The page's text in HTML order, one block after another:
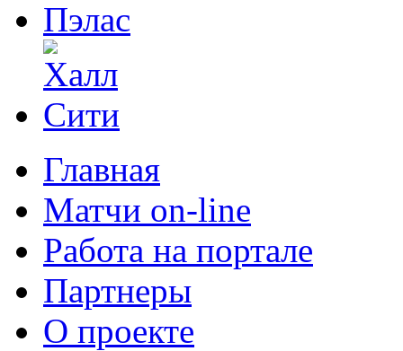
Главная
Матчи on-line
Работа на портале
Партнеры
О проекте